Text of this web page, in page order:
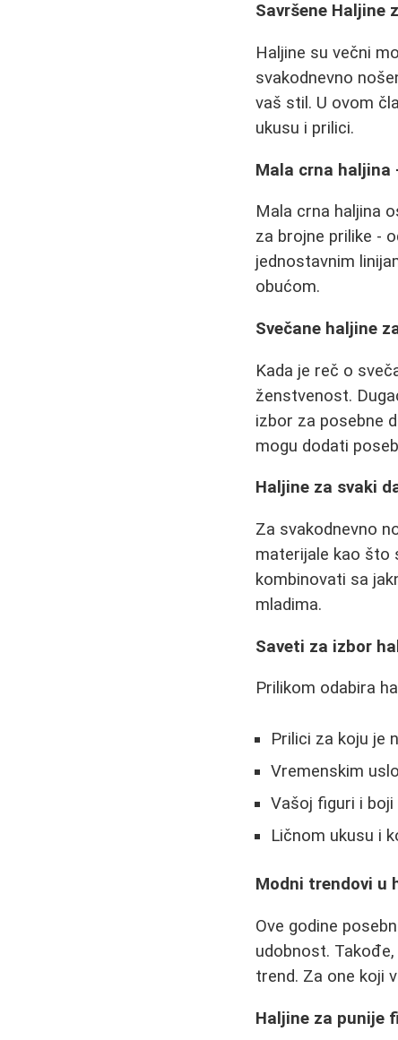
Savršene Haljine
Haljine su večni
svakodnevno
vaš stil. U ovom
ukusu i prilici.
Mala crna haljina
Mala crna haljina
za brojne prilike -
jednostavnim
obućom.
Svečane haljine
Kada je reč o
ženstvenost.
izbor za posebne
mogu dodati
Haljine za svaki
Za svakodnevno
materijale kao što
kombinovati sa
mladima.
Saveti za izbor
Prilikom odabira
Prilici za koju je
Vremenskim
Vašoj figuri i boji
Ličnom ukusu i
Modni trendovi u
Ove godine
udobnost.
trend. Za one koji
Haljine za punije